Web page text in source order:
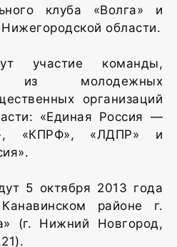
клуба «Волга» и
области.
участие команды,
из молодежных
организаций
«Единая Россия —
«КПРФ», «ЛДПР» и
5 октября 2013 года
районе г.
(г. Нижний Новгород,